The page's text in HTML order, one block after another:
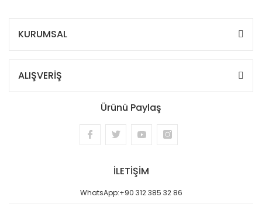
KURUMSAL
ALIŞVERİŞ
Ürünü Paylaş
İLETİŞİM
WhatsApp:+90 312 385 32 86